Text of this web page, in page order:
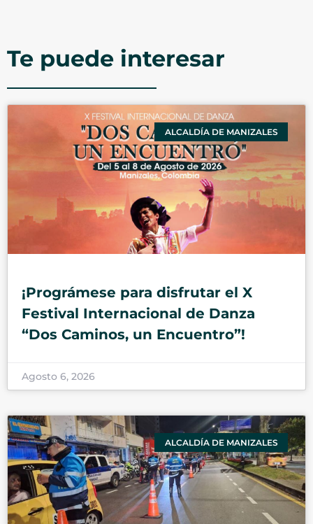
Te puede interesar
ALCALDÍA DE MANIZALES
¡Prográmese para disfrutar el X
Festival Internacional de Danza
“Dos Caminos, un Encuentro”!
Agosto 6, 2026
ALCALDÍA DE MANIZALES